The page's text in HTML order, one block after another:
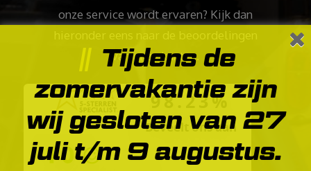
onze service wordt ervaren? Kijk dan
hieronder eens naar de beoordelingen
van onze kanten.
98.23%
Beveelt ons aan
10
Tijdens de
zomervakantie zijn
wij gesloten van 27
juli t/m 9 augustus.